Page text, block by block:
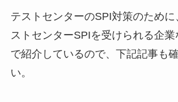
テストセンターのSPI対策のため
ストセンターSPIを受けられる企
で紹介しているので、下記記事も
い。